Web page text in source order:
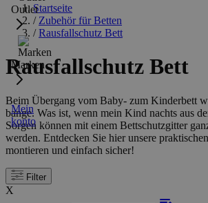
Outlet
Marken
Mein
konto
Startseite
/ Zubehör für Betten
/ Rausfallschutz Bett
Rausfallschutz Bett
Beim Übergang vom Baby- zum Kinderbett
bange. Was ist, wenn mein Kind nachts aus
Sorgen können mit einem Bettschutzgitter
werden. Entdecken Sie hier unsere
montieren und einfach sicher!
Filter
X